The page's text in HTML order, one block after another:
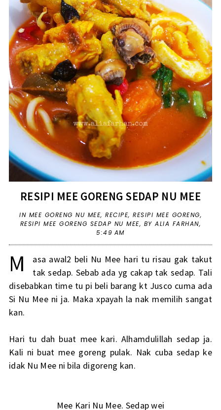
RESIPI MEE GORENG SEDAP NU MEE
IN MEE GORENG NU MEE, RECIPE, RESIPI MEE GORENG,
RESIPI MEE GORENG SEDAP NU MEE, BY ALIA FARHAN,
5:49 AM
M
asa awal2 beli Nu Mee hari tu risau gak takut
tak sedap. Sebab ada yg cakap tak sedap. Tali
disebabkan time tu pi beli barang kt Jusco cuma ada
Si Nu Mee ni ja. Maka xpayah la nak memilih sangat
kan.
Hari tu dah buat mee kari. Alhamdulillah sedap ja.
Kali ni buat mee goreng pulak. Nak cuba sedap ke
idak Nu Mee ni bila digoreng kan.
Mee Kari Nu Mee. Sedap wei